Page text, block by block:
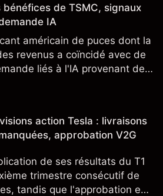
bénéfices de TSMC, signaux
IA
américain de puces dont la
revenus a coïncidé avec de
liés à l'IA provenant de
chaîne d'approvisionnement,
pas des résultats futurs.
action Tesla : livraisons
approbation V2G
de ses résultats du T1
trimestre consécutif de
tandis que l'approbation en